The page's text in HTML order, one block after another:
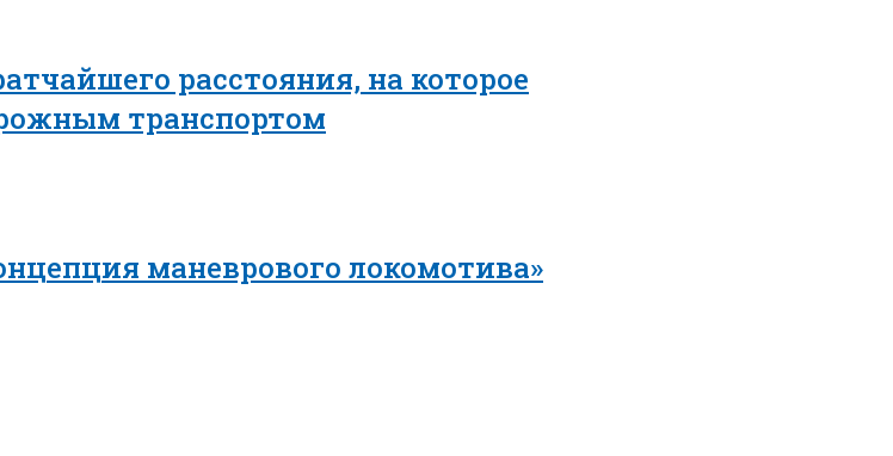
расстояния, на которое
транспортом
маневрового локомотива»